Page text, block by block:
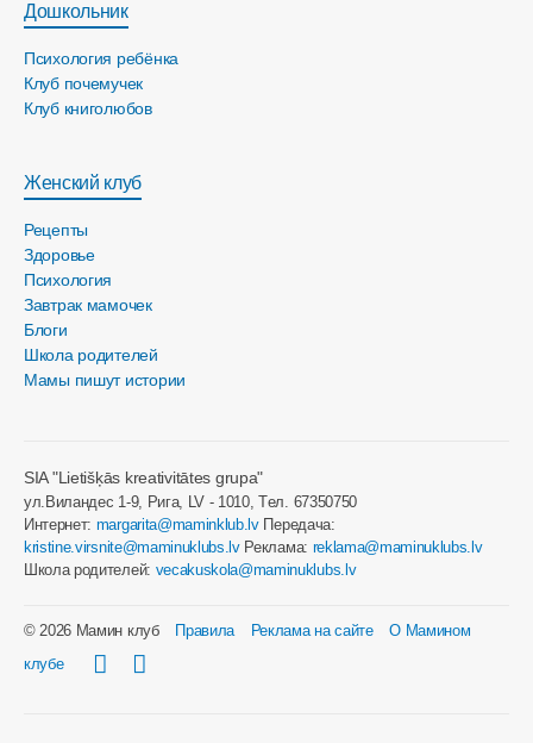
Дошкольник
Психология ребёнка
Клуб почемучек
Клуб книголюбов
Женский клуб
Рецепты
Здоровье
Психология
Завтрак мамочек
Блоги
Школа родителей
Мамы пишут истории
SIA "Lietišķās kreativitātes grupa"
ул.Виландес 1-9, Рига, LV - 1010, Tел. 67350750
Интернет: margarita@maminklub.lvПередача:
kristine.virsnite@maminuklubs.lvРеклама: reklama@maminuklubs.lv
Школа родителей: vecakuskola@maminuklubs.lv
© 2026 Мамин клуб Правила Реклама на сайте
О Мамином
клубе